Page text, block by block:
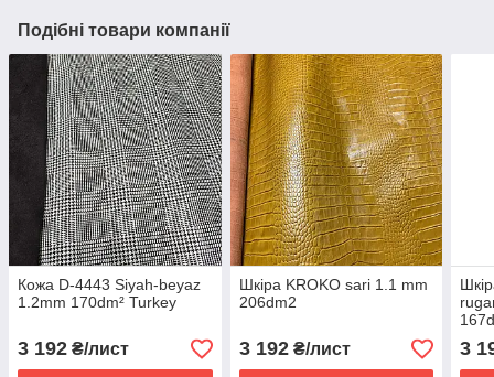
Подібні товари компанії
Кожа D-4443 Siyah-beyaz
1.2mm 170dm² Turkey
3 192 ₴/лист
Шкіра KROKO sari 1.1 mm
206dm2
3 192₴/лист 3